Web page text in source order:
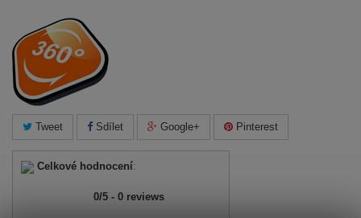
Tweet Sdílet Google+ Pinterest
Celkové hodnocení:
0/5 - 0 reviews